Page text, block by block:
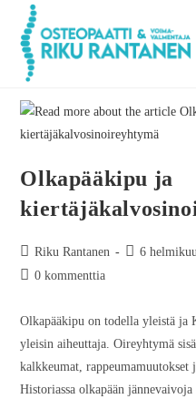
Olkapääkipu ja
Riku Rantanen 6
0 kommenttia
Olkapääkipu on todella yleistä ja
yleisin aiheuttaja. Oireyhtymä
kalkkeumat,
Historiassa olkapään